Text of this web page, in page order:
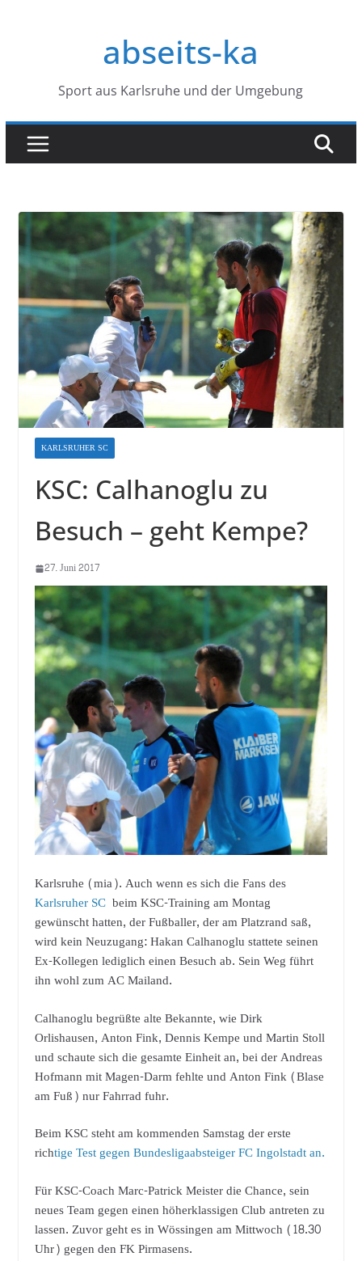
abseits-ka
Sport aus Karlsruhe und der Umgebung
KARLSRUHER SC
KSC: Calhanoglu zu
Besuch – geht Kempe?
27. Juni 2017
Karlsruhe (mia). Auch wenn es sich die Fans des
Karlsruher SC beim KSC-Training am Montag
gewünscht hatten, der Fußballer, der am Platzrand saß,
wird kein Neuzugang: Hakan Calhanoglu stattete seinen
Ex-Kollegen lediglich einen Besuch ab. Sein Weg führt
ihn wohl zum AC Mailand.
Calhanoglu begrüßte alte Bekannte, wie Dirk
Orlishausen, Anton Fink, Dennis Kempe und Martin Stoll
und schaute sich die gesamte Einheit an, bei der Andreas
Hofmann mit Magen-Darm fehlte und Anton Fink (Blase
am Fuß) nur Fahrrad fuhr.
Beim KSC steht am kommenden Samstag der erste
richtige Test gegen Bundesligaabsteiger FC Ingolstadt an.
Für KSC-Coach Marc-Patrick Meister die Chance, sein
neues Team gegen einen höherklassigen Club antreten zu
lassen. Zuvor geht es in Wössingen am Mittwoch (18.30
Uhr) gegen den FK Pirmasens.